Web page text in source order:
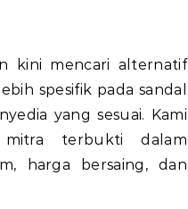
kini mencari alternatif
spesifik pada sandal
yang sesuai. Kami
terbukti dalam
harga bersaing, dan